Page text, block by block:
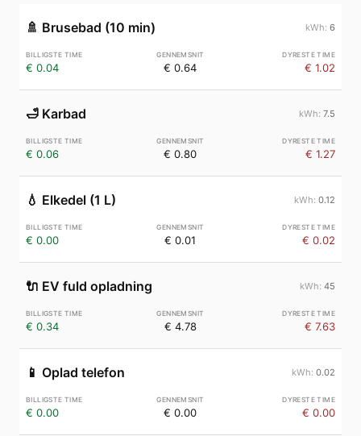
🚿 Brusebad (10 min) 6
€ 0.04 € 0.64 € 1.02
🛁 Karbad 7.5
€ 0.06 € 0.80 € 1.27
💧 Elkedel (1 L) 0.12
€ 0.00 € 0.01 € 0.02
🔌 EV fuld opladning 45
€ 0.34 € 4.78 € 7.63
📱 Oplad telefon 0.02
€ 0.00 € 0.00 € 0.00